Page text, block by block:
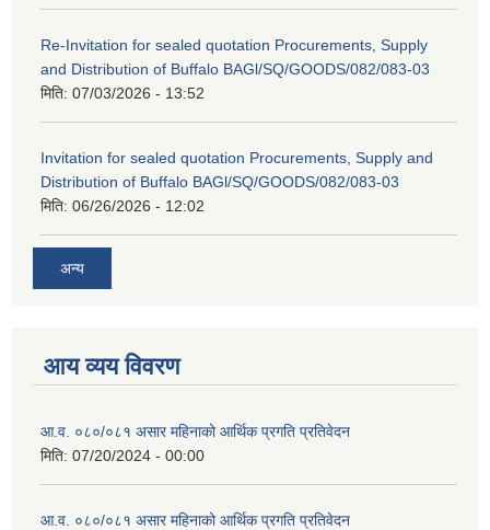
Re-Invitation for sealed quotation Procurements, Supply
and Distribution of Buffalo BAGl/SQ/GOODS/082/083-03
मिति: 07/03/2026 - 13:52
Invitation for sealed quotation Procurements, Supply and
Distribution of Buffalo BAGl/SQ/GOODS/082/083-03
मिति: 06/26/2026 - 12:02
अन्य
आय व्यय विवरण
आ.व. ०८०/०८१ असार महिनाको आर्थिक प्रगति प्रतिवेदन
मिति: 07/20/2024 - 00:00
आ.व. ०८०/०८१ असार महिनाको आर्थिक प्रगति प्रतिवेदन